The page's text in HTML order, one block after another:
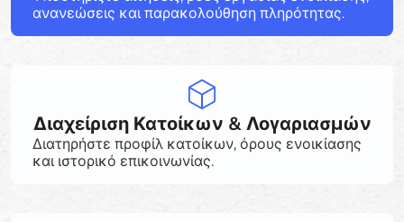
ανανεώσεις και παρακολούθηση πληρότητας.
Διαχείριση Κατοίκων & Λογαριασμών
Διατηρήστε προφίλ κατοίκων, όρους ενοικίασης
και ιστορικό επικοινωνίας.